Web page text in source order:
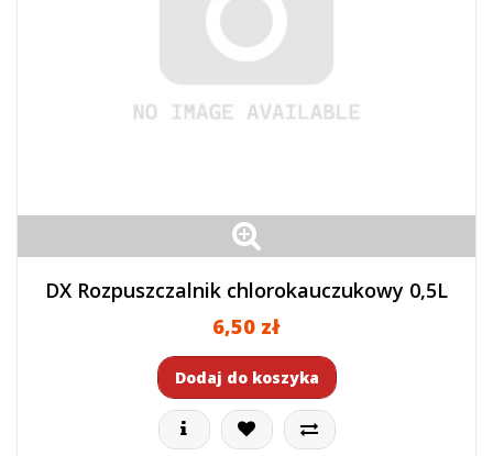
DX Rozpuszczalnik chlorokauczukowy 0,5L
6,50 zł
Dodaj do koszyka